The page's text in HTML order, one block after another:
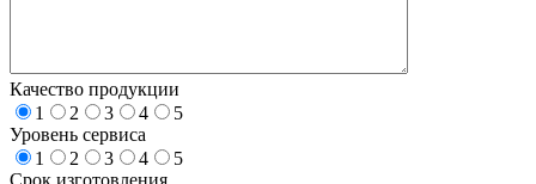
Качество продукции
1
2 3 4
5
Уровень сервиса
1
2 3 4
5
Срок изготовления